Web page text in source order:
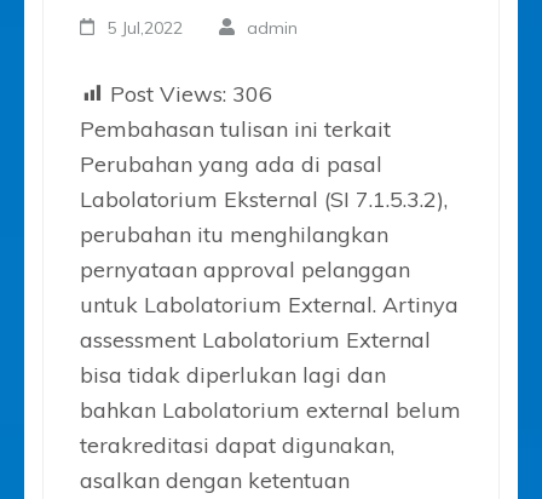
5 Jul,2022 admin
Post Views: 306
Pembahasan tulisan ini terkait
Perubahan yang ada di pasal
Labolatorium Eksternal (SI 7.1.5.3.2),
perubahan itu menghilangkan
pernyataan approval pelanggan
untuk Labolatorium External. Artinya
assessment Labolatorium External
bisa tidak diperlukan lagi dan
bahkan Labolatorium external belum
terakreditasi dapat digunakan,
asalkan dengan ketentuan